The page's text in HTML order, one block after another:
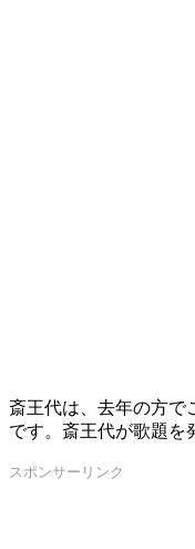
斎王代は、去年の方で
です。斎王代が歌題を
スポンサーリンク